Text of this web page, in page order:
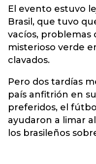
El evento estuvo
Brasil, que tuvo
vacíos, problemas
misterioso verde
clavados.
Pero dos tardías
país anfitrión en
preferidos, el
ayudaron a limar
los brasileños